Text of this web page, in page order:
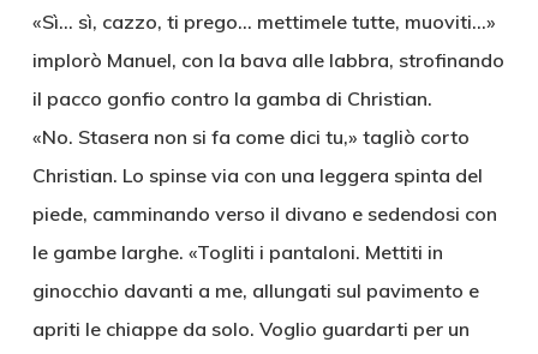
«Sì… sì, cazzo, ti prego… mettimele tutte, muoviti…»
implorò Manuel, con la bava alle labbra, strofinando
il pacco gonfio contro la gamba di Christian.
«No. Stasera non si fa come dici tu,» tagliò corto
Christian. Lo spinse via con una leggera spinta del
piede, camminando verso il divano e sedendosi con
le gambe larghe. «Togliti i pantaloni. Mettiti in
ginocchio davanti a me, allungati sul pavimento e
apriti le chiappe da solo. Voglio guardarti per un